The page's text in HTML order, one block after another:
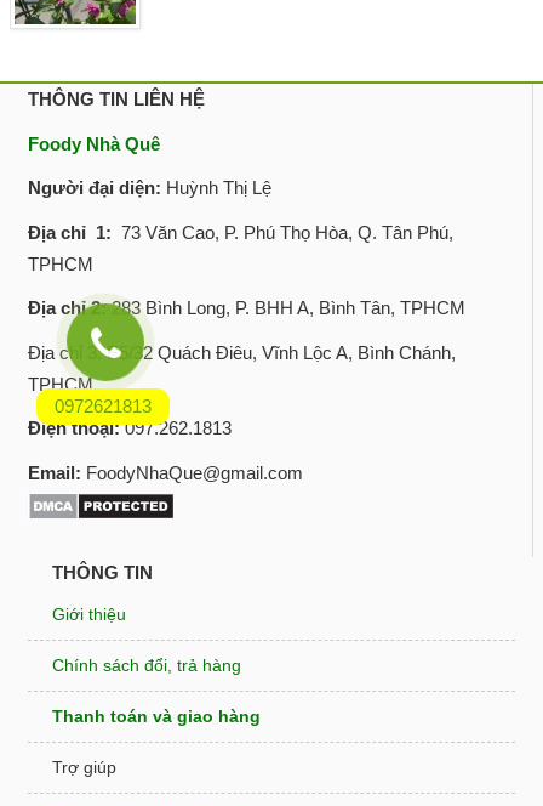
0972621813
THÔNG TIN LIÊN HỆ
Foody Nhà Quê
Người đại diện: Huỳnh Thị Lệ
Địa chỉ 1: 73 Văn Cao, P. Phú Thọ Hòa, Q. Tân Phú,
TPHCM
Địa chỉ 2:283 Bình Long, P. BHH A, Bình Tân, TPHCM
Địa chỉ 3: E5/32 Quách Điêu, Vĩnh Lộc A, Bình Chánh,
TPHCM
Điện thoại:097.262.1813
Email: FoodyNhaQue@gmail.com
THÔNG TIN
Giới thiệu
Chính sách đổi, trả hàng
Thanh toán và giao hàng
Trợ giúp